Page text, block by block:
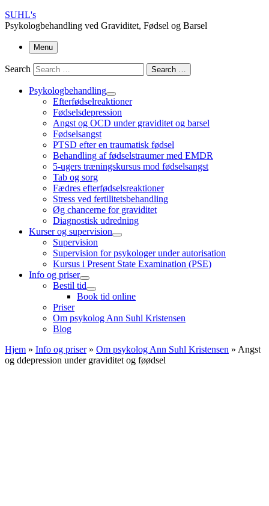
SUHL's
Psykologbehandling ved Graviditet, Fødsel og Barsel
Menu
Search Search …
Psykologbehandling
Efterfødselreaktioner
Fødselsdepression
Angst og OCD under graviditet og barsel
Fødselsangst
PTSD efter en traumatisk fødsel
Behandling af fødselstraumer med EMDR
5-ugers træningskursus mod fødselsangst
Tab og sorg
Fædres efterfødselsreaktioner
Stress ved fertilitetsbehandling
Øg chancerne for graviditet
Diagnostisk udredning
Kurser og supervision
Supervision
Supervision for psykologer under autorisation
Kursus i Present State Examination (PSE)
Info og priser
Bestil tid
Book tid online
Priser
Om psykolog Ann Suhl Kristensen
Blog
Hjem » Info og priser» Om psykolog Ann Suhl Kristensen » Angst
og ddepression under graviditet og føødsel